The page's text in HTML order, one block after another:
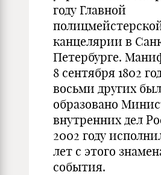
году Главной
канцелярии в
Петербурге.
8 сентября 1802
восьми других
образовано
внутренних дел
2002 году
лет с этого
события.